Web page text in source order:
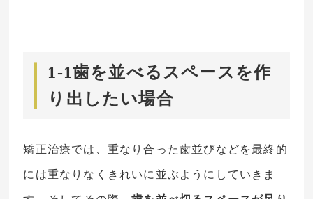
1-1歯を並べるスペースを作
り出したい場合
矯正治療では、重なり合った歯並びなどを最終的
には重なりなくきれいに並ぶようにしていきま